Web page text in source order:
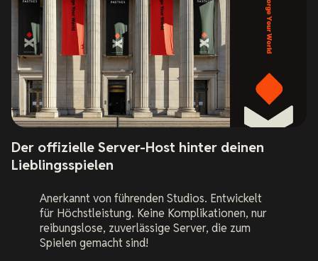
Der offizielle Server-Host hinter deinen
Lieblingsspielen
Anerkannt von führenden Studios. Entwickelt
für Höchstleistung. Keine Komplikationen, nur
reibungslose, zuverlässige Server, die zum
Spielen gemacht sind!